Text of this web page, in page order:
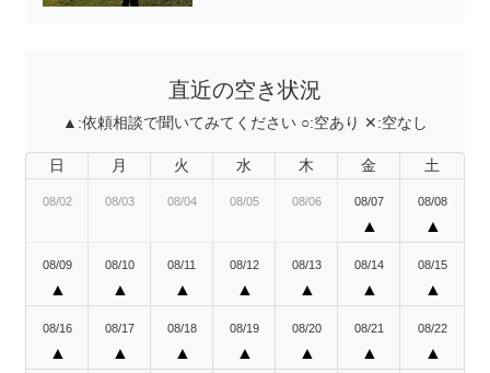
直近の空き状況
▲:依頼相談で聞いてみてください ○:空あり ✕:空なし
日 月 火 水 木 金 土
08/02 08/03 08/04 08/05 08/06 08/07
▲
08/08
▲
08/09
▲
08/10
▲
08/11
▲
08/12
▲
08/13
▲
08/14
▲
08/15
▲
08/16
▲
08/17
▲
08/18
▲
08/19
▲
08/20
▲
08/21
▲
08/22
▲